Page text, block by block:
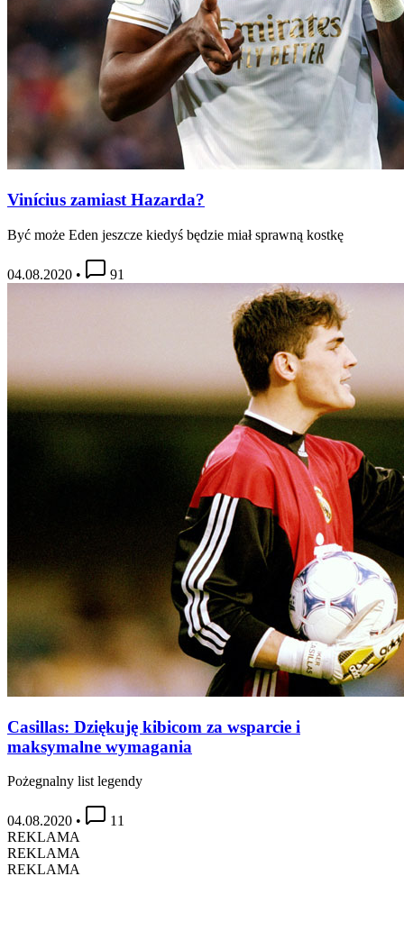
Vinícius zamiast Hazarda?
Być może Eden jeszcze kiedyś będzie miał sprawną kostkę
04.08.2020 • 91
Casillas: Dziękuję kibicom za wsparcie i
maksymalne wymagania
Pożegnalny list legendy
04.08.2020 •
11
REKLAMA
REKLAMA
REKLAMA